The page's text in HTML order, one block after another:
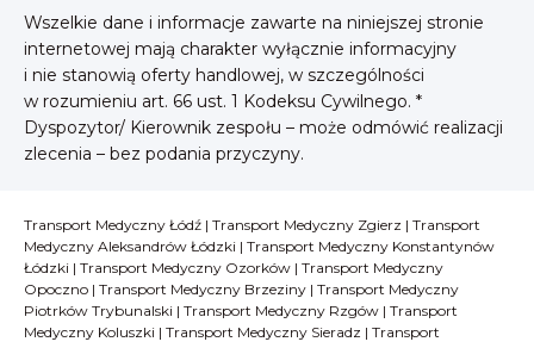
Wszelkie dane i informacje zawarte na niniejszej stronie
internetowej mają charakter wyłącznie informacyjny
i nie stanowią oferty handlowej, w szczególności
w rozumieniu art. 66 ust. 1 Kodeksu Cywilnego. *
Dyspozytor/ Kierownik zespołu – może odmówić realizacji
zlecenia – bez podania przyczyny.
Transport Medyczny Łódź | Transport Medyczny Zgierz | Transport
Medyczny Aleksandrów Łódzki | Transport Medyczny Konstantynów
Łódzki | Transport Medyczny Ozorków | Transport Medyczny
Opoczno | Transport Medyczny Brzeziny | Transport Medyczny
Piotrków Trybunalski | Transport Medyczny Rzgów | Transport
Medyczny Koluszki | Transport Medyczny Sieradz | Transport